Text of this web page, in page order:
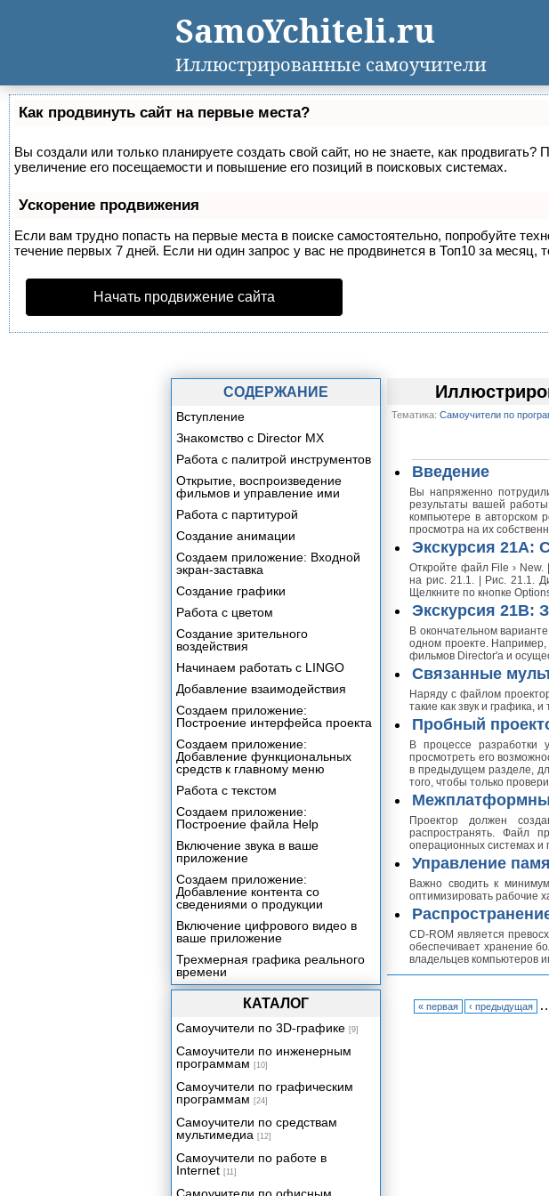
Как продвинуть сайт на первые места?
Вы создали или только планируете создать свой сайт, но не знаете, как
увеличение его посещаемости и повышение его позиций в поисковых системах.
Ускорение продвижения
Если вам трудно попасть на первые места в поиске самостоятельно, попробуйте
течение первых 7 дней. Если ни один запрос у вас не продвинется в Топ10 за месяц,
Начать продвижение сайта
Тематика: Самоучители по
Введение
Вы напряженно
результаты вашей
компьютере в авторском
просмотра на их
Экскурсия 21А:
Откройте файл File › New.
на рис. 21.1. | Рис. 21.1.
Щелкните по кнопке
Экскурсия 21В:
В окончательном
одном проекте.
фильмов Director'a и
Связанные
Наряду с файлом
такие как звук и графика,
Пробный
В процессе
просмотреть его
в предыдущем разделе,
того, чтобы только
Проектор должен
распространять. Файл
операционных системах и
Управление
Важно сводить к
оптимизировать рабочие
CD-ROM является
обеспечивает хранение
владельцев компьютеров
« первая ‹ предыдущая
СОДЕРЖАНИЕ
Вступление
Знакомство с Director MX
Работа с палитрой инструментов
Открытие, воспроизведение
фильмов и управление ими
Работа с партитурой
Создание анимации
Создаем приложение: Входной
экран-заставка
Создание графики
Работа с цветом
Создание зрительного
воздействия
Начинаем работать с LINGO
Добавление взаимодействия
Создаем приложение:
Построение интерфейса проекта
Создаем приложение:
Добавление функциональных
средств к главному меню
Работа с текстом
Создаем приложение:
Построение файла Help
Включение звука в ваше
приложение
Создаем приложение:
Добавление контента со
сведениями о продукции
Включение цифрового видео в
ваше приложение
Трехмерная графика реального
времени
Создаем приложение:
Видеопрезентация
Упаковка вашего проекта
Введение
Экскурсия 21А: Создание
пакета проекта
Экскурсия 21В: Защита ваших
файлов Director'a
Связанные мультимедиа.
Включение Xtra.
Пробный проектор
КАТАЛОГ
Самоучители по 3D-графике [9]
Самоучители по инженерным
программам [10]
Самоучители по графическим
программам [24]
Самоучители по средствам
мультимедиа [12]
Самоучители по работе в
Internet [11]
SamoYchiteli.ru
Иллюстрированные самоучители